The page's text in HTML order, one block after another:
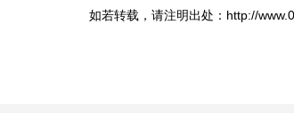
如若转载，请注明出处：http://